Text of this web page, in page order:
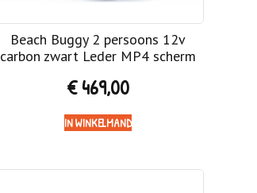
Beach Buggy 2 persoons 12v
carbon zwart Leder MP4 scherm
€469,00
IN WINKELMAND